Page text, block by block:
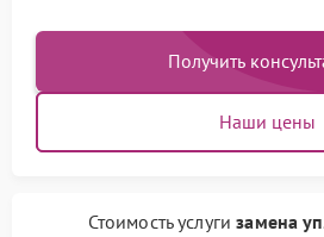
Получить
Наши цены
Стоимость услугизамена